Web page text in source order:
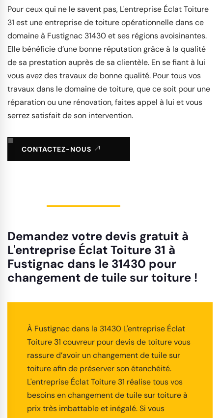
Pour ceux qui ne le savent pas, L'entreprise Éclat Toiture
31 est une entreprise de toiture opérationnelle dans ce
domaine à Fustignac 31430 et ses régions avoisinantes.
Elle bénéficie d’une bonne réputation grâce à la qualité
de sa prestation auprès de sa clientèle. En se fiant à lui
vous avez des travaux de bonne qualité. Pour tous vos
travaux dans le domaine de toiture, que ce soit pour une
réparation ou une rénovation, faites appel à lui et vous
serrez satisfait de son intervention.
CONTACTEZ-NOUS
Demandez votre devis gratuit à
L'entreprise Éclat Toiture 31 à
Fustignac dans le 31430 pour
changement de tuile sur toiture !
À Fustignac dans la 31430 L'entreprise Éclat
Toiture 31 couvreur pour devis de toiture vous
rassure d’avoir un changement de tuile sur
toiture afin de préserver son étanchéité.
L'entreprise Éclat Toiture 31 réalise tous vos
besoins en changement de tuile sur toiture à
prix très imbattable et inégalé. Si vous